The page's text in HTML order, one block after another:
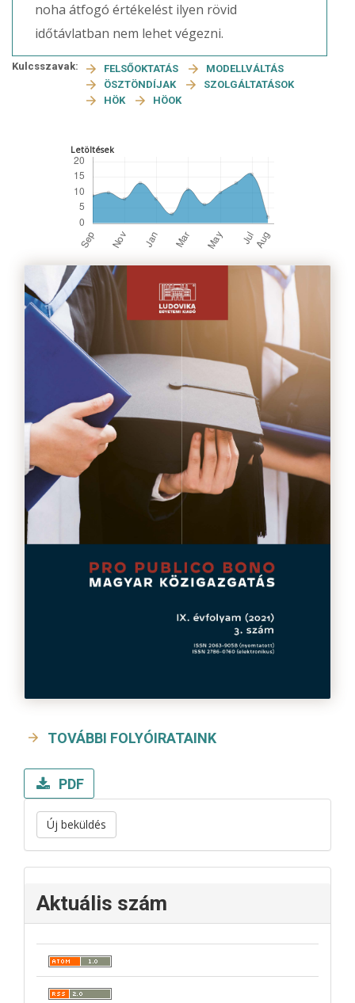
noha átfogó értékelést ilyen rövid
időtávlatban nem lehet végezni.
Kulcsszavak: FELSŐOKTATÁS
MODELLVÁLTÁS
ÖSZTÖNDÍJAK
SZOLGÁLTATÁSOK
HÖK
HÖOK
Letöltések
TOVÁBBI FOLYÓIRATAINK
PDF
Új beküldés
Aktuális szám